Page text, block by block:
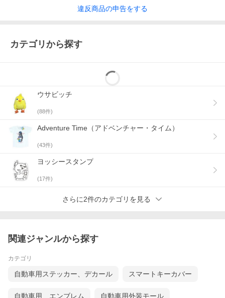
違反商品の申告をする
カテゴリから探す
ウサビッチ
(88件)
Adventure Time（アドベンチャー・タイム）
(43件)
ヨッシースタンプ
(17件)
さらに2件のカテゴリを見る
関連ジャンルから探す
カテゴリ
自動車用ステッカー、デカール スマートキーカバー
自動車用 エンブレム 自動車用外装モール